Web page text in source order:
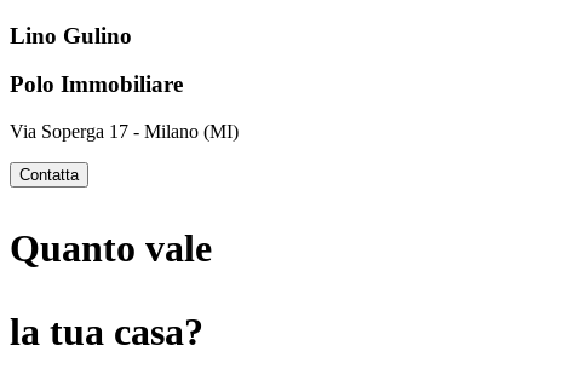
Lino Gulino
Polo Immobiliare
Via Soperga 17 - Milano (MI)
Contatta
Quanto vale
la tua casa?